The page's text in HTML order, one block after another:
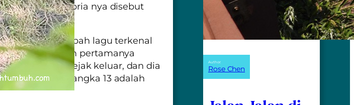
a cappella pria nya disebut
penggubah lagu terkenal
Album pertamanya
13 minggu sejak keluar, dan dia
Baginya, angka 13 adalah
Author:
Rose Chen